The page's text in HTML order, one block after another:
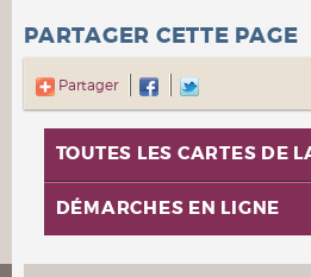
PARTAGER CETTE PAGE
Partager
TOUTES LES CARTES DE
DÉMARCHES EN LIGNE